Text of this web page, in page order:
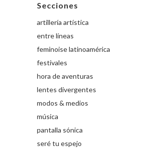
Secciones
artillería artística
entre líneas
feminoise latinoamérica
festivales
hora de aventuras
lentes divergentes
modos & medios
música
pantalla sónica
seré tu espejo